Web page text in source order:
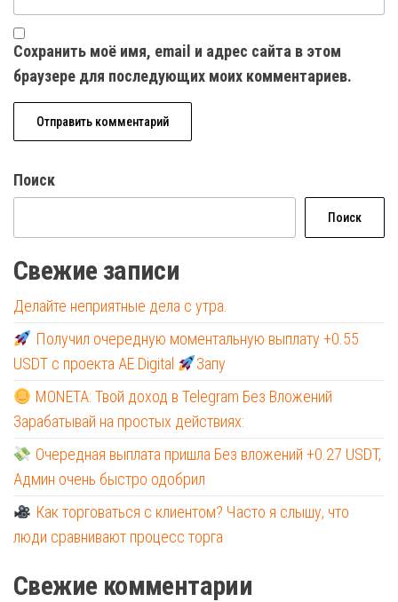
Сохранить моё имя, email и адрес сайта в этом
браузере для последующих моих комментариев.
Поиск
Поиск
Свежие записи
Делайте неприятные дела с утра.
Получил очередную моментальную выплату +0.55
USDT с проекта AE Digital
Запу
MONETA: Твой доход в Telegram Без Вложений
Зарабатывай на простых действиях:
Очередная выплата пришла Без вложений +0.27 USDT,
Админ очень быстро одобрил
Как торговаться с клиентом? Часто я слышу, что
люди сравнивают процесс торга
Свежие комментарии